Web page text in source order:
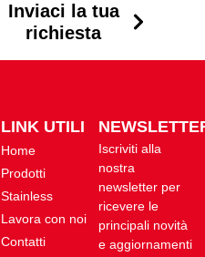
Inviaci la tua
richiesta
LINK UTILI
Home
Prodotti
Stainless
Lavora con noi
Contatti
Iscriviti alla
nostra
newsletter per
ricevere le
principali novità
e aggiornamenti